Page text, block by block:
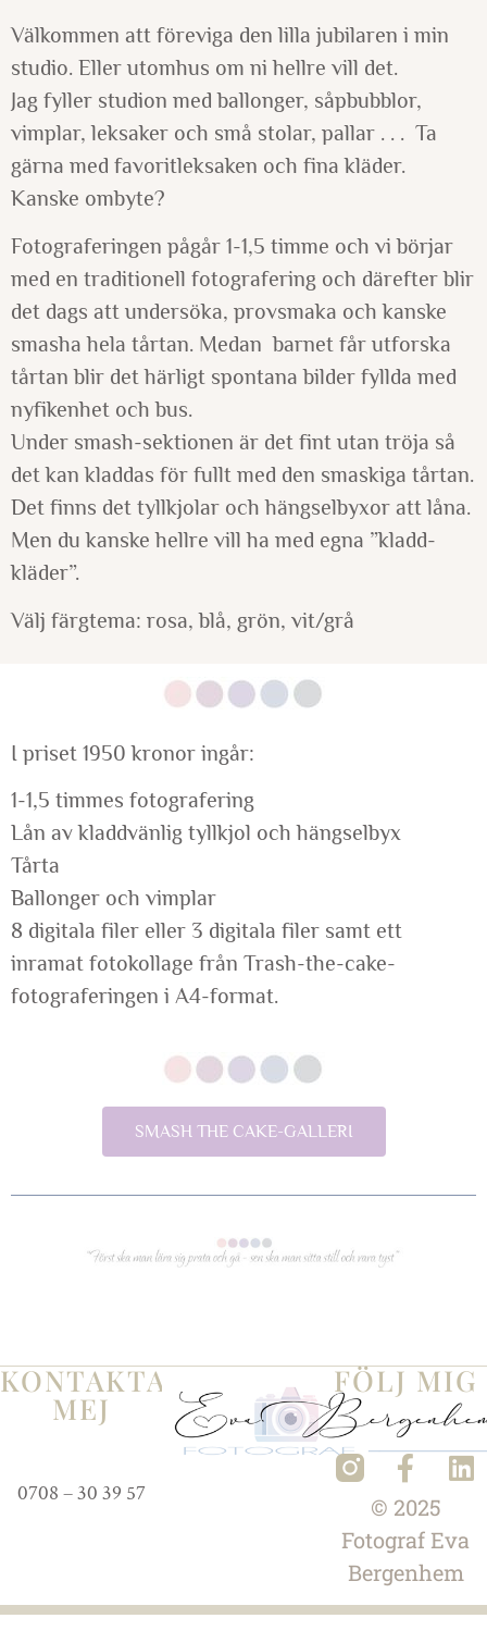
Välkommen att föreviga den lilla jubilaren i min
studio. Eller utomhus om ni hellre vill det.
Jag fyller studion med ballonger, såpbubblor,
vimplar, leksaker och små stolar, pallar . . . Ta
gärna med favoritleksaken och fina kläder.
Kanske ombyte?
Fotograferingen pågår 1-1,5 timme och vi börjar
med en traditionell fotografering och därefter blir
det dags att undersöka, provsmaka och kanske
smasha hela tårtan. Medan barnet får utforska
tårtan blir det härligt spontana bilder fyllda med
nyfikenhet och bus.
Under smash-sektionen är det fint utan tröja så
det kan kladdas för fullt med den smaskiga tårtan.
Det finns det tyllkjolar och hängselbyxor att låna.
Men du kanske hellre vill ha med egna ”kladd-
kläder”.
Välj färgtema: rosa, blå, grön, vit/grå
I priset 1950 kronor ingår:
1-1,5 timmes fotografering
Lån av kladdvänlig tyllkjol och hängselbyx
Tårta
Ballonger och vimplar
8 digitala filer eller 3 digitala filer samt ett
inramat fotokollage från Trash-the-cake-
fotograferingen i A4-format.
SMASH THE CAKE-GALLERI
KONTAKTA
MEJ
0708 – 30 39 57
FÖLJ MIG
© 2025
Fotograf Eva
Bergenhem